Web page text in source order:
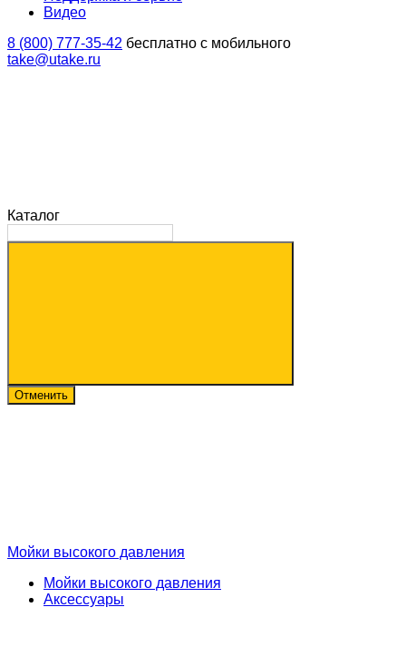
Видео
8 (800) 777-35-42 бесплатно с мобильного
take@utake.ru
Каталог
Отменить
Мойки высокого давления
Мойки высокого давления
Аксессуары